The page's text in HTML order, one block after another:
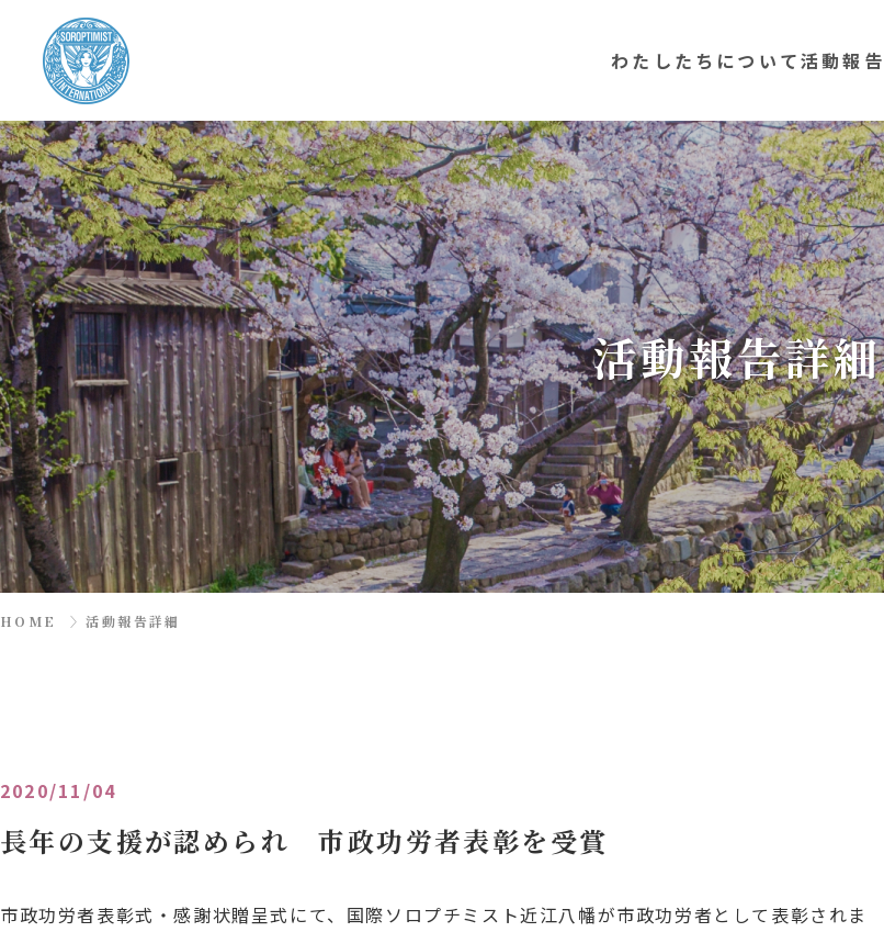
わたしたちについて活動報告
活動報告詳細
HOME 〉活動報告詳細
2020/11/04
長年の支援が認められ 市政功労者表彰を受賞
市政功労者表彰式・感謝状贈呈式にて、国際ソロプチミスト近江八幡が市政功労者として表彰されま